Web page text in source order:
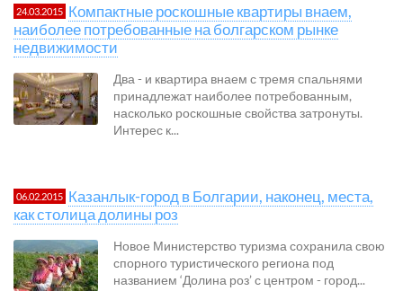
24.03.2015 Компактные роскошные квартиры внаем,
наиболее потребованные на болгарском рынке
недвижимости
Два - и квартира внаем с тремя спальнями
принадлежат наиболее потребованным,
насколько роскошные свойства затронуты.
Интерес к...
06.02.2015 Казанлык-город в Болгарии, наконец, места,
как столица долины роз
Новое Министерство туризма сохранила свою
спорного туристического региона под
названием ‘Долина роз’ с центром - город...